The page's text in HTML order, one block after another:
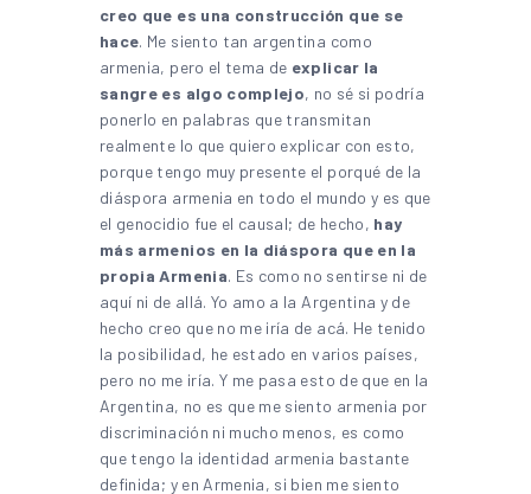
creo que es una construcción que se
hace. Me siento tan argentina como
armenia, pero el tema de explicar la
sangre es algo complejo, no sé si podría
ponerlo en palabras que transmitan
realmente lo que quiero explicar con esto,
porque tengo muy presente el porqué de la
diáspora armenia en todo el mundo y es que
el genocidio fue el causal; de hecho, hay
más armenios en la diáspora que en la
propia Armenia. Es como no sentirse ni de
aquí ni de allá. Yo amo a la Argentina y de
hecho creo que no me iría de acá. He tenido
la posibilidad, he estado en varios países,
pero no me iría. Y me pasa esto de que en la
Argentina, no es que me siento armenia por
discriminación ni mucho menos, es como
que tengo la identidad armenia bastante
definida; y en Armenia, si bien me siento